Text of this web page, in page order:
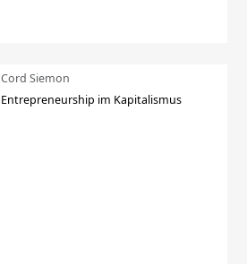
Cord Siemon
Entrepreneurship im Kapitalismus